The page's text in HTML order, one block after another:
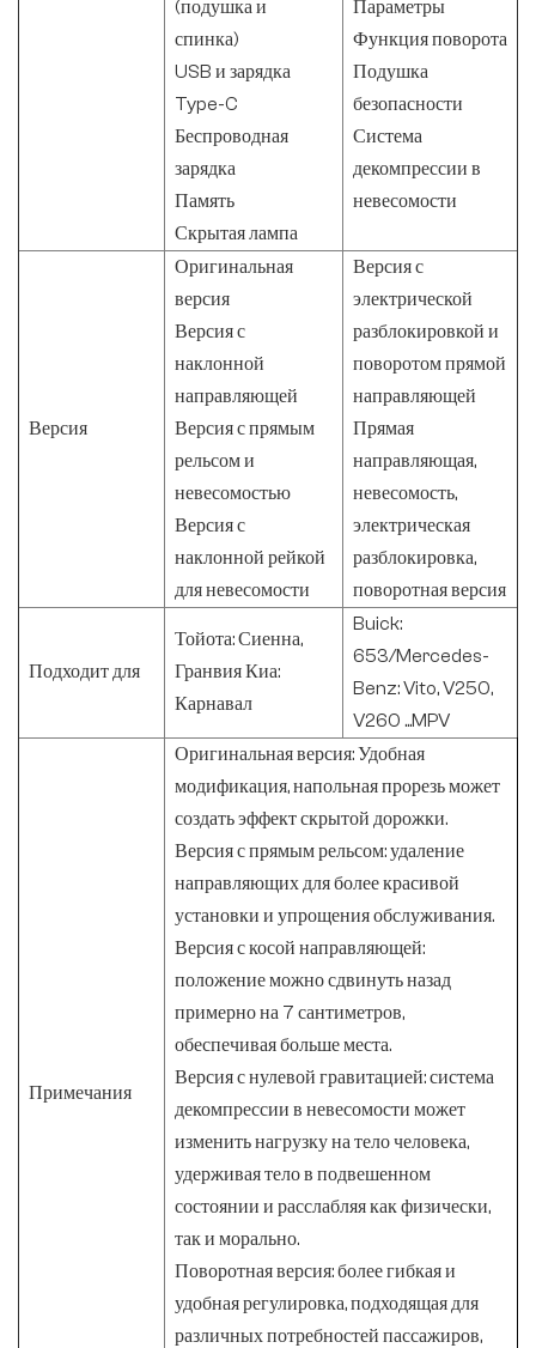
(подушка и
спинка)
USB и зарядка
Type-C
Беспроводная
зарядка
Память
Скрытая лампа
Параметры
Функция поворота
Подушка
безопасности
Система
декомпрессии в
невесомости
Версия
Оригинальная
версия
Версия с
наклонной
направляющей
Версия с прямым
рельсом и
невесомостью
Версия с
наклонной рейкой
для невесомости
Версия с
электрической
разблокировкой и
поворотом прямой
направляющей
Прямая
направляющая,
невесомость,
электрическая
разблокировка,
поворотная версия
Подходит для
Тойота: Сиенна,
Гранвия Киа:
Карнавал
Buick:
653/Mercedes-
Benz: Vito, V250,
V260 ...MPV
Примечания
Оригинальная версия: Удобная
модификация, напольная прорезь может
создать эффект скрытой дорожки.
Версия с прямым рельсом: удаление
направляющих для более красивой
установки и упрощения обслуживания.
Версия с косой направляющей:
положение можно сдвинуть назад
примерно на 7 сантиметров,
обеспечивая больше места.
Версия с нулевой гравитацией: система
декомпрессии в невесомости может
изменить нагрузку на тело человека,
удерживая тело в подвешенном
состоянии и расслабляя как физически,
так и морально.
Поворотная версия: более гибкая и
удобная регулировка, подходящая для
различных потребностей пассажиров,